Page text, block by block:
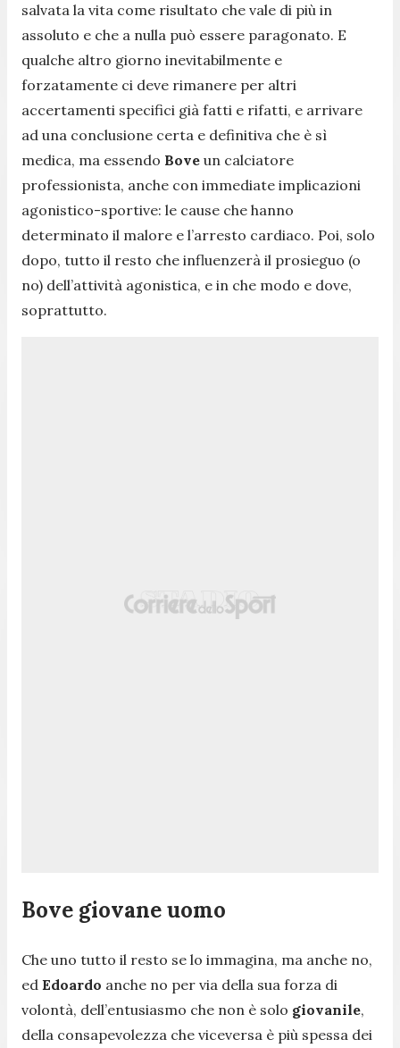
salvata la vita come risultato che vale di più in
assoluto e che a nulla può essere paragonato. E
qualche altro giorno inevitabilmente e
forzatamente ci deve rimanere per altri
accertamenti specifici già fatti e rifatti, e arrivare
ad una conclusione certa e definitiva che è sì
medica, ma essendo Bove un calciatore
professionista, anche con immediate implicazioni
agonistico-sportive: le cause che hanno
determinato il malore e l’arresto cardiaco. Poi, solo
dopo, tutto il resto che influenzerà il prosieguo (o
no) dell’attività agonistica, e in che modo e dove,
soprattutto.
Bove giovane uomo
Che uno tutto il resto se lo immagina, ma anche no,
ed Edoardo anche no per via della sua forza di
volontà, dell’entusiasmo che non è solo giovanile,
della consapevolezza che viceversa è più spessa dei